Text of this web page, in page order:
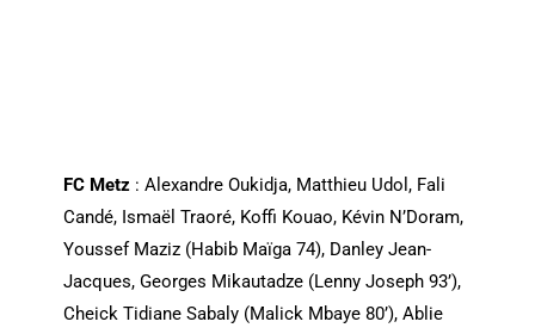
FC Metz: Alexandre Oukidja, Matthieu Udol, Fali
Candé, Ismaël Traoré, Koffi Kouao, Kévin N’Doram,
Youssef Maziz (Habib Maïga 74), Danley Jean-
Jacques, Georges Mikautadze (Lenny Joseph 93’),
Cheick Tidiane Sabaly (Malick Mbaye 80’), Ablie